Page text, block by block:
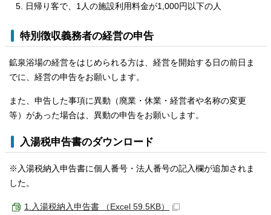
日帰り客で、1人の施設利用料金が1,000円以下の人
特別徴収義務者の経営の申告
鉱泉浴場の経営をはじめられる方は、経営を開始する日の前日ま
でに、経営の申告をお願いします。
また、申告した事項に異動（廃業・休業・経営者や名称の変更
等）があった場合は、異動の申告をお願いします。
入湯税申告書のダウンロード
※入湯税納入申告書に個人番号・法人番号の記入欄が追加されま
した。
1.入湯税納入申告書 （Excel 59.5KB）